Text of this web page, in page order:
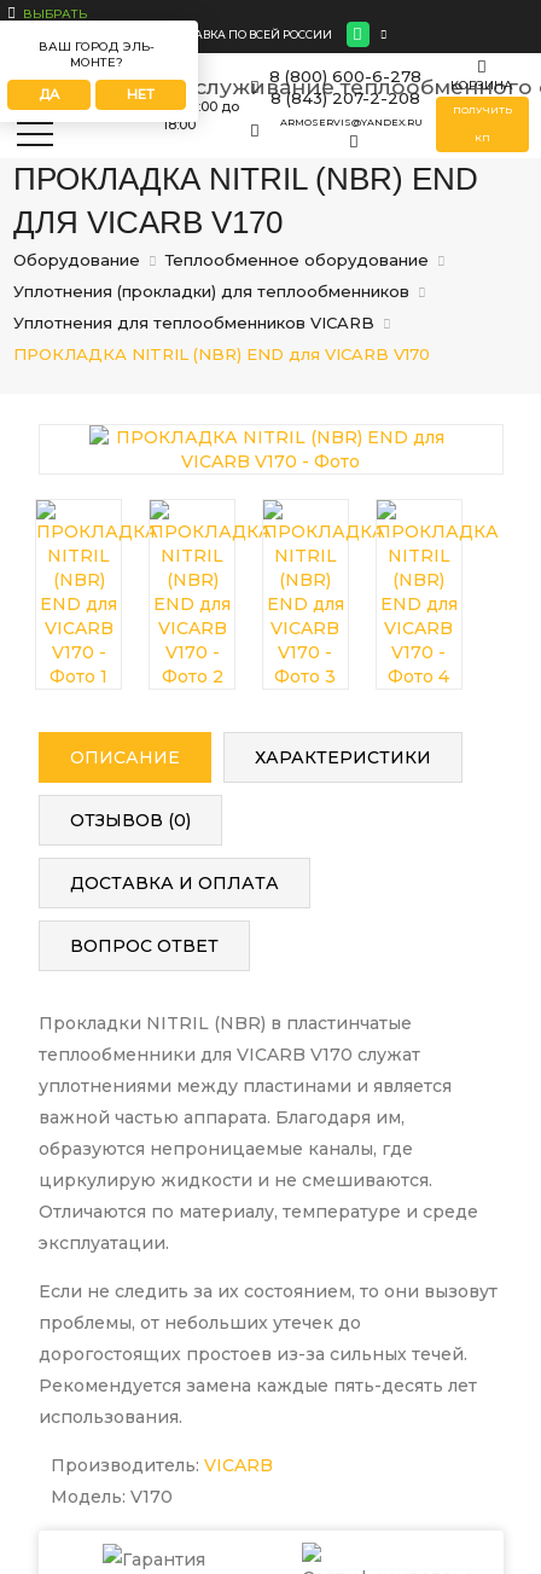
ВЫБРАТЬ
ВАШ ГОРОД ЭЛЬ-
МОНТЕ?
ДА НЕТ
ДОСТАВКА ПО ВСЕЙ РОССИИ
ПН-ПТс 09:00 до
18:00
8 (800) 600-6-278
8 (843) 207-2-208
ARMOSERVIS@YANDEX.RU
КОРЗИНА
ПОЛУЧИТЬ
КП
ПРОКЛАДКА NITRIL (NBR) END
ДЛЯ VICARB V170
Оборудование
Теплообменное оборудование
Уплотнения (прокладки) для теплообменников
Уплотнения для теплообменников VICARB
ПРОКЛАДКА NITRIL (NBR) END для VICARB V170
ОПИСАНИЕ ХАРАКТЕРИСТИКИ
ОТЗЫВОВ (0)
ДОСТАВКА И ОПЛАТА
ВОПРОС ОТВЕТ
Прокладки NITRIL (NBR) в пластинчатые
теплообменники для VICARB V170 служат
уплотнениями между пластинами и является
важной частью аппарата. Благодаря им,
образуются непроницаемые каналы, где
циркулирую жидкости и не смешиваются.
Отличаются по материалу, температуре и среде
эксплуатации.
Если не следить за их состоянием, то они вызовут
проблемы, от небольших утечек до
дорогостоящих простоев из-за сильных течей.
Рекомендуется замена каждые пять-десять лет
использования.
Производитель: VICARB
Модель: V170